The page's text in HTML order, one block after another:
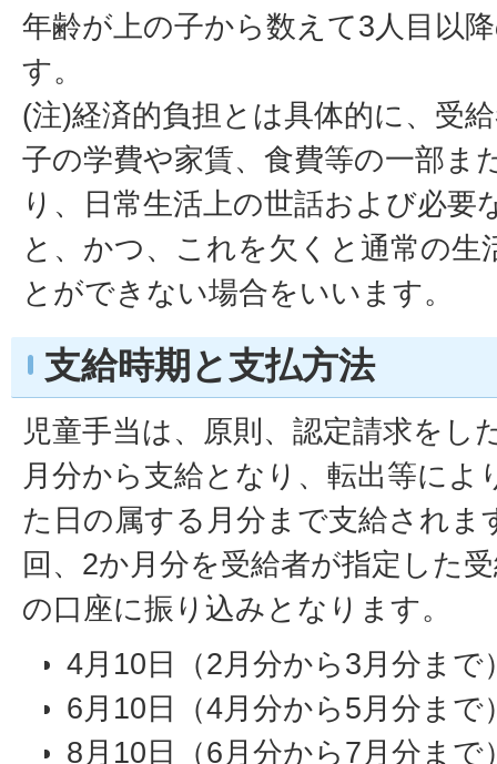
年齢が上の子から数えて3人目以
す。
(注)経済的負担とは具体的に、受
子の学費や家賃、食費等の一部ま
り、日常生活上の世話および必要
と、かつ、これを欠くと通常の生
とができない場合をいいます。
支給時期と支払方法
児童手当は、原則、認定請求をし
月分から支給となり、転出等によ
た日の属する月分まで支給されま
回、2か月分を受給者が指定した
の口座に振り込みとなります。
4月10日（2月分から3月分まで
6月10日（4月分から5月分まで
8月10日（6月分から7月分まで